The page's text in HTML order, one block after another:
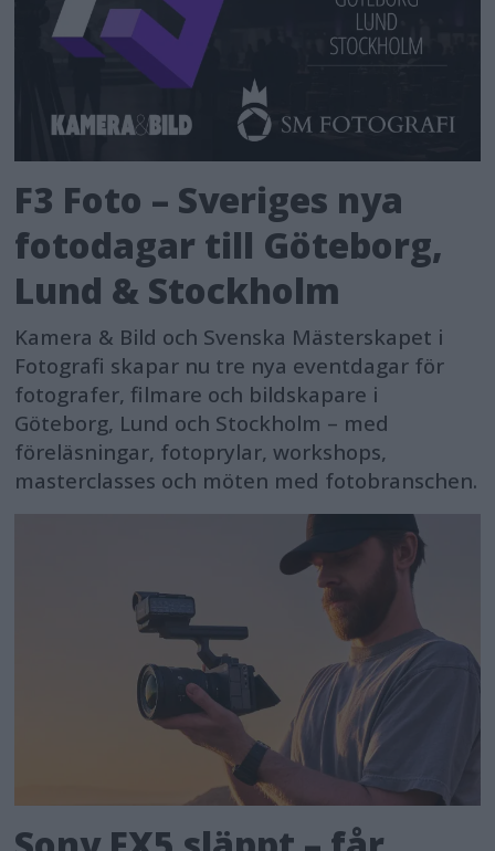
F3 Foto – Sveriges nya
fotodagar till Göteborg,
Lund & Stockholm
Kamera & Bild och Svenska Mästerskapet i
Fotografi skapar nu tre nya eventdagar för
fotografer, filmare och bildskapare i
Göteborg, Lund och Stockholm – med
föreläsningar, fotoprylar, workshops,
masterclasses och möten med fotobranschen.